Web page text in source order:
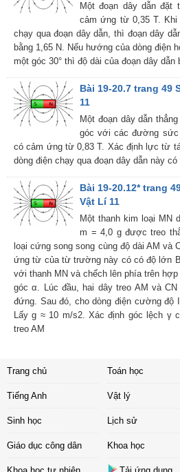
Một đoạn dây dẫn đặt
cảm ứng từ 0,35 T.
chạy qua đoạn dây dẫn, thì đoạn dây
bằng 1,65 N. Nếu hướng của dòng
một góc 30° thì độ dài của đoạn dây dẫn
Bài 19-20.7 trang 49
11
Một đoạn dây dẫn
góc với các đường
có cảm ứng từ 0,83 T. Xác định lực từ
dòng điện chạy qua đoạn dây dẫn này
Bài 19-20.12* trang
Vật Lí 11
Một thanh kim loại MN
m = 4,0 g được treo
loại cứng song song cùng độ dài AM và
ứng từ của từ trường này có có độ lớn
với thanh MN và chếch lên phía trên
góc α. Lúc đầu, hai dây treo AM và CN
đứng. Sau đó, cho dòng điện cường độ
Lấy g ≈ 10 m/s2. Xác định góc lệch γ
treo AM
Trang chủ Toán học
Tiếng Anh Vật lý
Sinh học Lịch sử
Giáo dục công dân Khoa học